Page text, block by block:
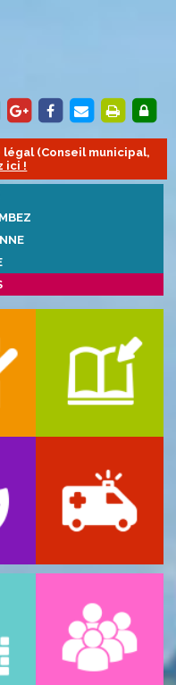
légal (Conseil municipal,
ici !